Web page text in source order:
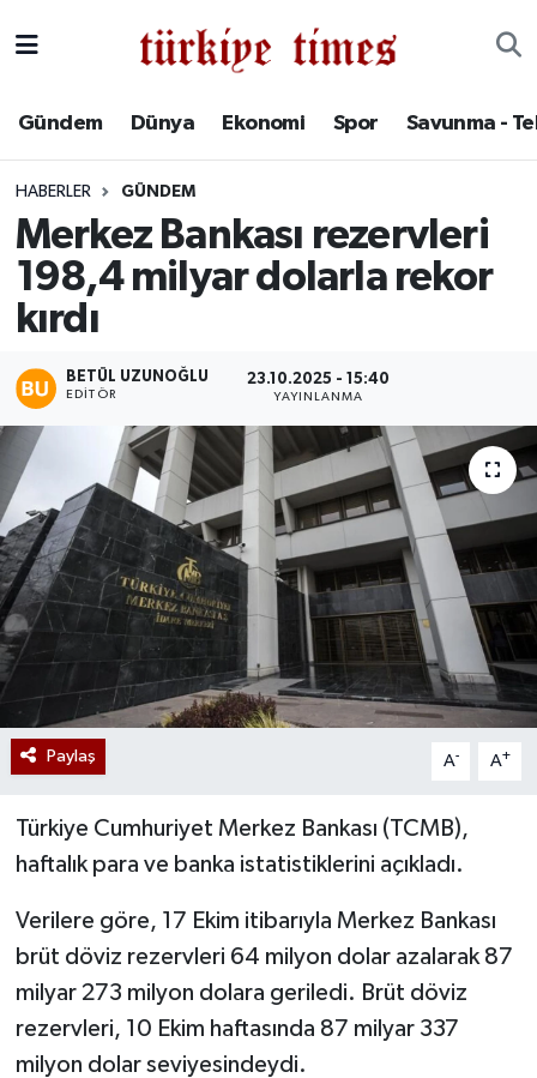
Gündem Dünya Ekonomi Spor Savunma -
HABERLER GÜNDEM
Merkez Bankası rezervleri
198,4 milyar dolarla rekor
kırdı
BETÜL UZUNOĞLU
EDITÖR
23.10.2025 - 15:40
YAYINLANMA
Paylaş A- A+
Türkiye Cumhuriyet Merkez Bankası (TCMB),
haftalık para ve banka istatistiklerini açıkladı.
Verilere göre, 17 Ekim itibarıyla Merkez Bankası
brüt döviz rezervleri 64 milyon dolar azalarak 87
milyar 273 milyon dolara geriledi. Brüt döviz
rezervleri, 10 Ekim haftasında 87 milyar 337
milyon dolar seviyesindeydi.
Spor
Savunma - Teknoloji
Kültür - Sanat
Yaşam
Tüm Manşetler
Son Dakika Haberleri
Haber Arşivi